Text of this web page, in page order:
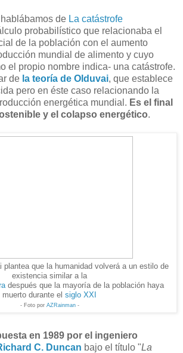
de La catástrofe
probabilístico que relacionaba el
de la población con el aumento
mundial de alimento y cuyo
el propio nombre indica- una catástrofe.
de la teoría de Olduvai, que establece
pero en éste caso relacionando la
energética mundial. Es el final
y el colapso energético.
plantea que la humanidad volverá a un estilo de
existencia similar a la
después que la mayoría de la población haya
muerto durante el siglo XXI
- Foto por AZRainman-
en 1989 por el ingeniero
C. Duncan bajo el título "La